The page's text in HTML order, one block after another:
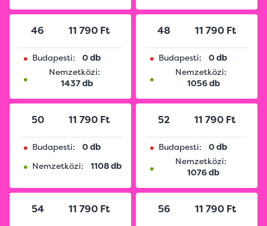
46 11 790 Ft
• Budapesti: 0 db
•
Nemzetközi:
1437 db
48 11 790 Ft
• Budapesti: 0 db
•
Nemzetközi:
1056 db
50 11 790 Ft
• Budapesti: 0 db
• Nemzetközi: 1108 db
52 11 790 Ft
• Budapesti: 0 db
•
Nemzetközi:
1076 db
54 11 790 Ft 56 11 790 Ft